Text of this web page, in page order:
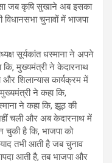
जब कृषि सुखाने अब इसका
चुनावों में भाजपा
सूर्यकांत धस्माना ने अपने
कि, मुख्यमंत्री ने केदारनाथ
और शिलान्यास कार्यक्रम में
ने कहा कि,
ने कहा कि, झूठ की
चली और अब केदारनाथ में
चुकी है कि, भाजपा को
तभी आती है जब चुनाव
आती है, तब भाजपा और